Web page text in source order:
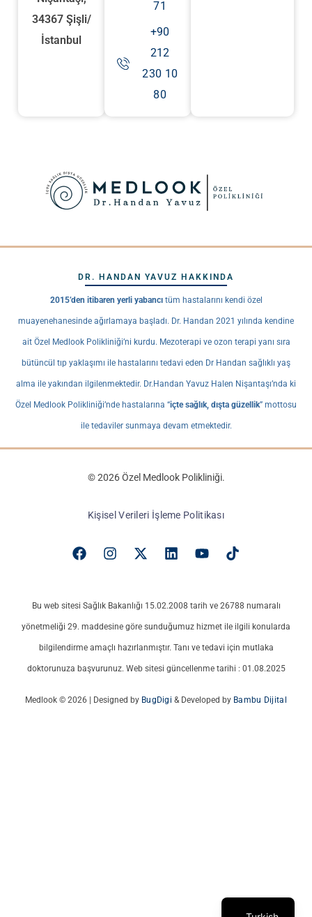
34367 Şişli/
İstanbul
71
+90
212
230 10
80
DR. HANDAN YAVUZ HAKKINDA
2015’den itibaren yerli yabancıtüm hastalarını kendi özel
muayenehanesinde ağırlamaya başladı. Dr. Handan 2021 yılında kendine
ait Özel Medlook Polikliniği’ni kurdu. Mezoterapi ve ozon terapi yanı sıra
bütüncül tıp yaklaşımı ile hastalarını tedavi eden Dr Handan sağlıklı yaş
alma ile yakından ilgilenmektedir. Dr.Handan Yavuz Halen Nişantaşı’nda ki
Özel Medlook Polikliniği’nde hastalarına “içte sağlık, dışta güzellik” mottosu
ile tedaviler sunmaya devam etmektedir.
© 2026 Özel Medlook Polikliniği.
Kişisel Verileri İşleme Politikası
Bu web sitesi Sağlık Bakanlığı 15.02.2008 tarih ve 26788 numaralı
yönetmeliği 29. maddesine göre sunduğumuz hizmet ile ilgili konularda
bilgilendirme amaçlı hazırlanmıştır. Tanı ve tedavi için mutlaka
doktorunuza başvurunuz. Web sitesi güncellenme tarihi : 01.08.2025
Medlook © 2026 | Designed by BugDigi & Developed by Bambu Dijital